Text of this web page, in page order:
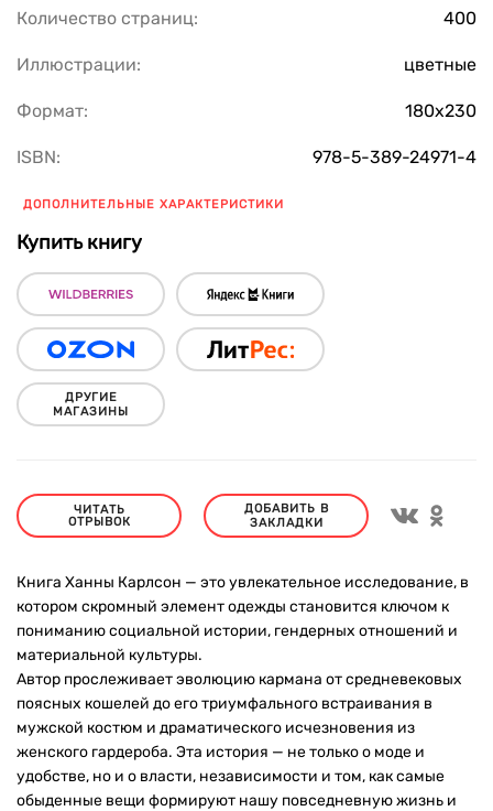
Количество страниц: 400
Иллюстрации: цветные
Формат: 180х230
ISBN: 978-5-389-24971-4
ДОПОЛНИТЕЛЬНЫЕ ХАРАКТЕРИСТИКИ
Купить книгу
ДРУГИЕ
МАГАЗИНЫ
ЧИТАТЬ
ОТРЫВОК
ДОБАВИТЬ В
ЗАКЛАДКИ
Книга Ханны Карлсон — это увлекательное исследование, в
котором скромный элемент одежды становится ключом к
пониманию социальной истории, гендерных отношений и
материальной культуры.
Автор прослеживает эволюцию кармана от средневековых
поясных кошелей до его триумфального встраивания в
мужской костюм и драматического исчезновения из
женского гардероба. Эта история — не только о моде и
удобстве, но и о власти, независимости и том, как самые
обыденные вещи формируют нашу повседневную жизнь и